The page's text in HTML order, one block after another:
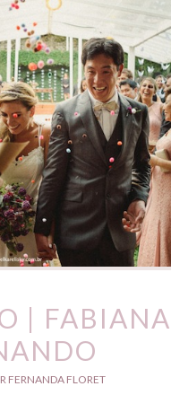
|
FERNANDA FLORET